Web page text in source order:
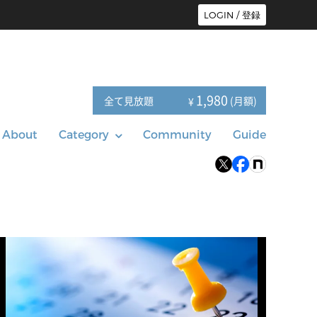
LOGIN / 登録
全て見放題 ¥ 1,980 (月額)
About Category Community Guide